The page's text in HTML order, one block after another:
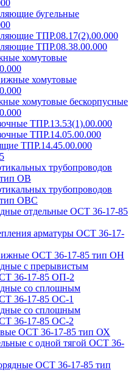
бугельные
ТПР.08.17(2).00.000
ТПР.08.38.00.000
хомутовые
хомутовые
хомутовые бескорпусные
ТПР.13.53(1).00.000
ТПР.14.05.00.000
ТПР.14.45.00.000
трубопроводов
ОВ
трубопроводов
ОВС
отдельные ОСТ 36-17-85
арматуры ОСТ 36-17-
ОСТ 36-17-85 тип ОН
с прерывистым
36-17-85 ОП-2
со сплошным
36-17-85 ОС-1
со сплошным
36-17-85 ОС-2
ОСТ 36-17-85 тип ОХ
с одной тягой ОСТ 36-
ОСТ 36-17-85 тип